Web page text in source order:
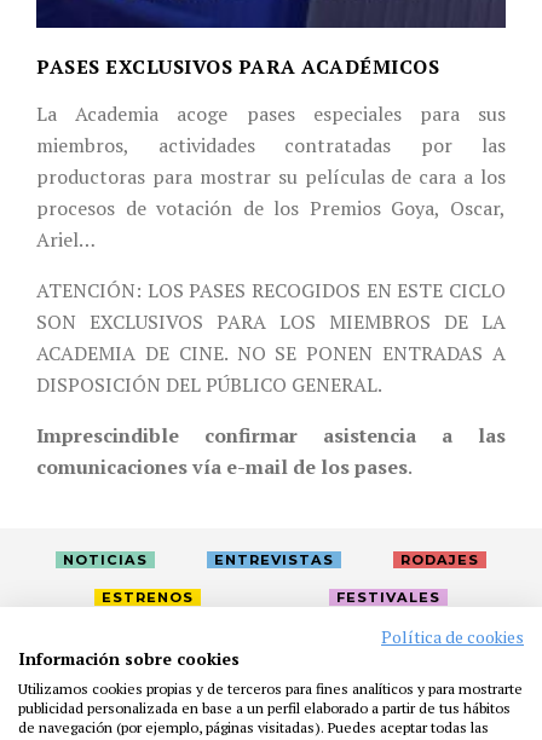
PASES EXCLUSIVOS PARA ACADÉMICOS
La Academia acoge pases especiales para sus
miembros, actividades contratadas por las
productoras para mostrar su películas de cara a los
procesos de votación de los Premios Goya, Oscar,
Ariel…
ATENCIÓN: LOS PASES RECOGIDOS EN ESTE CICLO
SON EXCLUSIVOS PARA LOS MIEMBROS DE LA
ACADEMIA DE CINE. NO SE PONEN ENTRADAS A
DISPOSICIÓN DEL PÚBLICO GENERAL.
Imprescindible confirmar asistencia a las
comunicaciones vía e-mail de los pases.
NOTICIAS ENTREVISTAS RODAJES
ESTRENOS FESTIVALES
PRENSA
FUNDACIÓN RESIDENCIAS
AYUDAS
Política de cookies
Información sobre cookies
Utilizamos cookies propias y de terceros para fines analíticos y para mostrarte
publicidad personalizada en base a un perfil elaborado a partir de tus hábitos
de navegación (por ejemplo, páginas visitadas). Puedes aceptar todas las